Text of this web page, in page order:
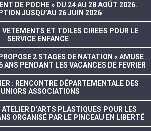
DE POCHE » DU 24 AU 28 AOÛT 2026.
JUSQU’AU 26 JUIN 2026
ET TOILES CIREES POUR LE
SERVICE ENFANCE
2 STAGES DE NATATION « AMUSE
ANS PENDANT LES VACANCES DE FEVRIER
: RENCONTRE DÉPARTEMENTALE DES
ASSOCIATIONS
D’ARTS PLASTIQUES POUR LES
ORGANISÉ PAR LE PINCEAU EN LIBERTÉ